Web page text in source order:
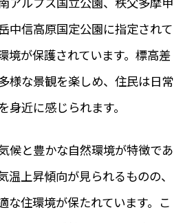
中信高原国定公園に指定されて
境が保護されています。標高差
様な景観を楽しめ、住民は日常
身近に感じられます。
候と豊かな自然環境が特徴であ
温上昇傾向が見られるものの、
な住環境が保たれています。こ